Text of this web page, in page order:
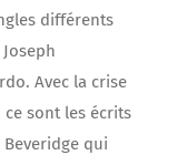
différents
Avec la crise
ce sont les écrits
qui